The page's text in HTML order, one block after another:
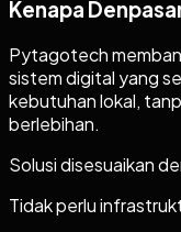
Kenapa
Pytagotech
sistem digital yang
kebutuhan lokal,
berlebihan.
Solusi disesuaikan
Tidak perlu